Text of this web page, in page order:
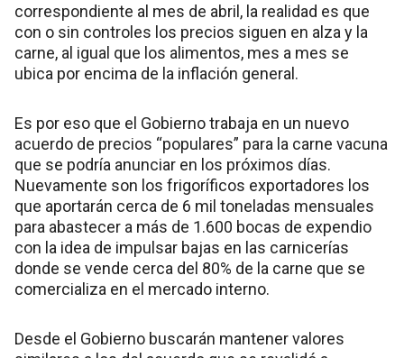
correspondiente al mes de abril, la realidad es que
con o sin controles los precios siguen en alza y la
carne, al igual que los alimentos, mes a mes se
ubica por encima de la inflación general.
Es por eso que el Gobierno trabaja en un nuevo
acuerdo de precios “populares” para la carne vacuna
que se podría anunciar en los próximos días.
Nuevamente son los frigoríficos exportadores los
que aportarán cerca de 6 mil toneladas mensuales
para abastecer a más de 1.600 bocas de expendio
con la idea de impulsar bajas en las carnicerías
donde se vende cerca del 80% de la carne que se
comercializa en el mercado interno.
Desde el Gobierno buscarán mantener valores